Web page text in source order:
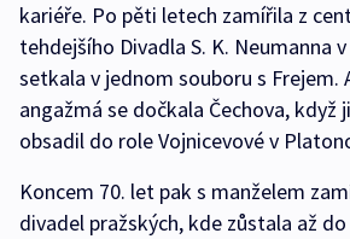
kariéře. Po pěti letech zamířila z
tehdejšího Divadla S. K. Neumanna
setkala v jednom souboru s Frejem.
angažmá se dočkala Čechova, když
obsadil do role Vojnicevové v
Koncem 70. let pak s manželem
divadel pražských, kde zůstala až